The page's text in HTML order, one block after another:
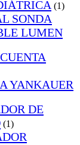
(1)
SONDA
LUMEN
YANKAUER
DE
(1)